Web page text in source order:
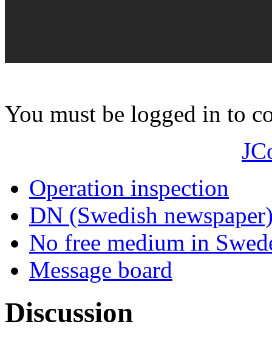
You must be logged in to
Operation inspection
DN (Swedish
No free medium in
Message board
Discussion